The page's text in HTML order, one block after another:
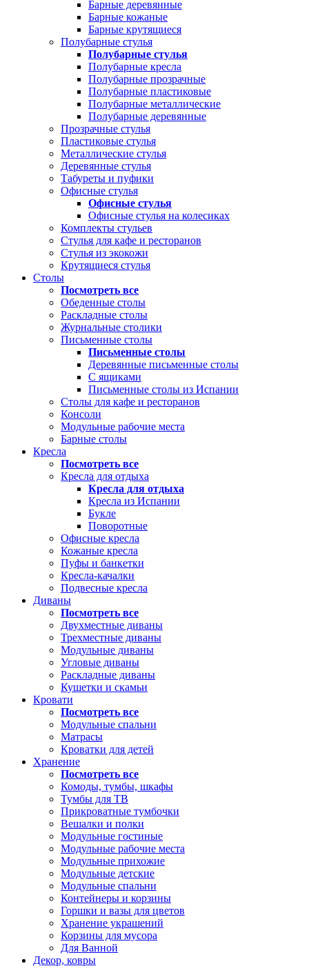
Барные деревянные
Барные кожаные
Барные крутящиеся
Полубарные стулья
Полубарные стулья
Полубарные кресла
Полубарные прозрачные
Полубарные пластиковые
Полубарные металлические
Полубарные деревянные
Прозрачные стулья
Пластиковые стулья
Металлические стулья
Деревянные стулья
Табуреты и пуфики
Офисные стулья
Офисные стулья
Офисные стулья на колесиках
Комплекты стульев
Стулья для кафе и ресторанов
Стулья из экокожи
Крутящиеся стулья
Столы
Посмотреть все
Обеденные столы
Раскладные столы
Журнальные столики
Письменные столы
Письменные столы
Деревянные письменные столы
С ящиками
Письменные столы из Испании
Столы для кафе и ресторанов
Консоли
Модульные рабочие места
Барные столы
Кресла
Посмотреть все
Кресла для отдыха
Кресла для отдыха
Кресла из Испании
Букле
Поворотные
Офисные кресла
Кожаные кресла
Пуфы и банкетки
Кресла-качалки
Подвесные кресла
Диваны
Посмотреть все
Двухместные диваны
Трехместные диваны
Модульные диваны
Угловые диваны
Раскладные диваны
Кушетки и скамьи
Кровати
Посмотреть все
Модульные спальни
Матрасы
Кроватки для детей
Хранение
Посмотреть все
Комоды, тумбы, шкафы
Тумбы для ТВ
Прикроватные тумбочки
Вешалки и полки
Модульные гостиные
Модульные рабочие места
Модульные прихожие
Модульные детские
Модульные спальни
Контейнеры и корзины
Горшки и вазы для цветов
Хранение украшений
Корзины для мусора
Для Ванной
Декор, ковры